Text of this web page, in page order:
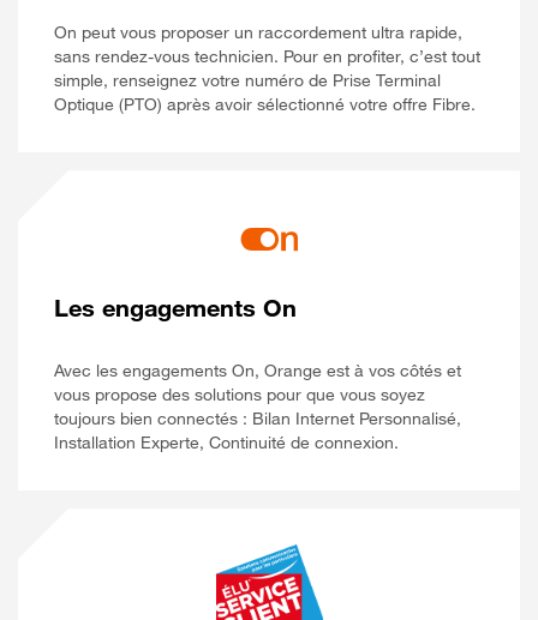
On peut vous proposer un raccordement ultra rapide,
sans rendez-vous technicien. Pour en profiter, c’est tout
simple, renseignez votre numéro de Prise Terminal
Optique (PTO) après avoir sélectionné votre offre Fibre.
Les engagements On
Avec les engagements On, Orange est à vos côtés et
vous propose des solutions pour que vous soyez
toujours bien connectés : Bilan Internet Personnalisé,
Installation Experte, Continuité de connexion.